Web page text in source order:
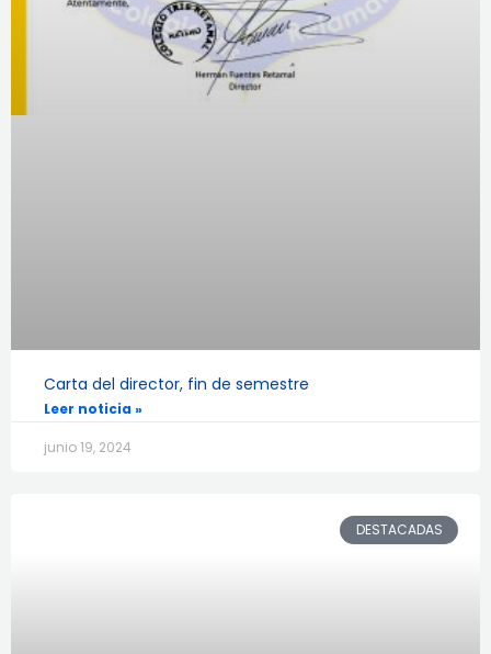
Carta del director, fin de semestre
Leer noticia »
junio 19, 2024
DESTACADAS